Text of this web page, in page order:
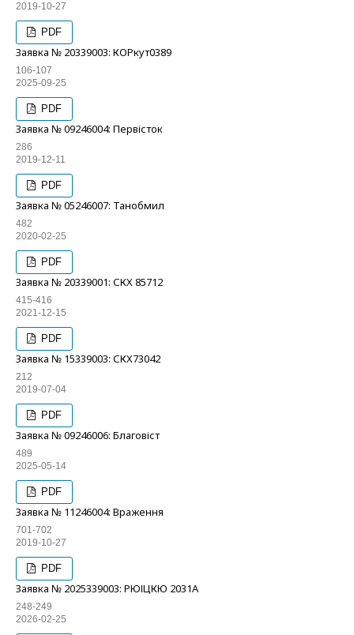
2019-10-27
PDF
Заявка № 20339003: КОРкут0389
106-107
2025-09-25
PDF
Заявка № 09246004: Первісток
286
2019-12-11
PDF
Заявка № 05246007: Танобмил
482
2020-02-25
PDF
Заявка № 20339001: СКХ 85712
415-416
2021-12-15
PDF
Заявка № 15339003: СКХ73042
212
2019-07-04
PDF
Заявка № 09246006: Благовіст
489
2025-05-14
PDF
Заявка № 11246004: Враження
701-702
2019-10-27
PDF
Заявка № 2025339003: РЮІЦКЮ 2031А
248-249
2026-02-25